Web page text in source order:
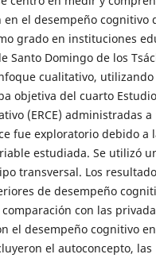
el desempeño cognitivo
grado en instituciones
Santo Domingo de los
cualitativo, utilizando
objetiva del cuarto
(ERCE) administradas a
fue exploratorio debido a
estudiada. Se utilizó
transversal. Los
de desempeño
con las
el desempeño cognitivo
el autoconcepto, las